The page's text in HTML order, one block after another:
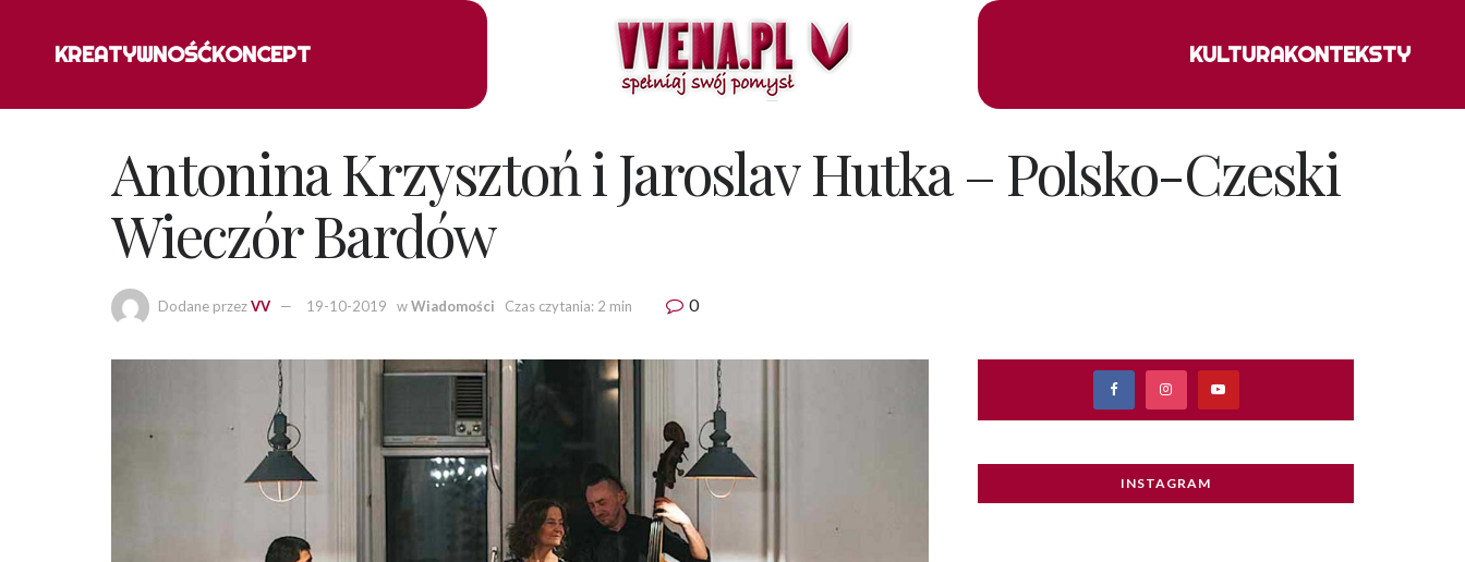
KREATYWNOŚĆKONCEPT KULTURAKONTEKSTY
Antonina Krzysztoń i Jaroslav Hutka – Polsko-Czeski
Wieczór Bardów
Dodane przezVV 19-10-2019 wWiadomości Czas czytania: 2 min 0
INSTAGRAM